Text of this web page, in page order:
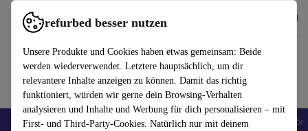
refurbed besser nutzen
Unsere Produkte und Cookies haben etwas gemeinsam: Beide
werden wiederverwendet. Letztere hauptsächlich, um dir
relevantere Inhalte anzeigen zu können. Damit das richtig
funktioniert, würden wir gerne dein Browsing-Verhalten
analysieren und Inhalte und Werbung für dich personalisieren – mit
First- und Third-Party-Cookies. Natürlich nur mit deinem
refurbed schnell und einfach nutzen
🎒 Back to school Handys Laptops Tablets Smartwatches Zubehör